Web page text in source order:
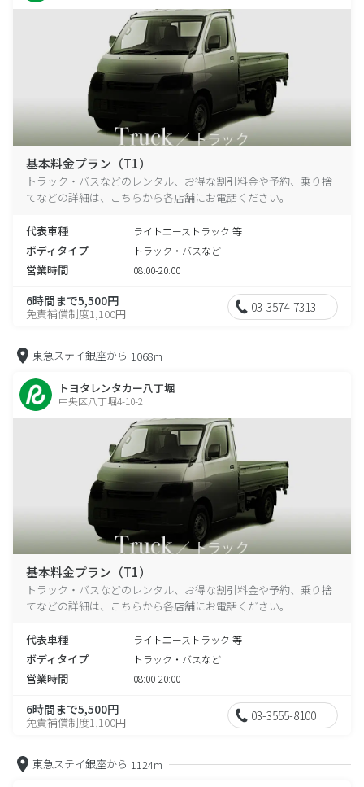
基本料金プラン（T1）
トラック・バスなどのレンタル、お得な割引料金や予約、乗り捨
てなどの詳細は、こちらから各店舗にお電話ください。
代表車種 ライトエーストラック 等
ボディタイプ トラック・バスなど
営業時間 08:00-20:00
6時間まで5,500円
免責補償制度1,100円 03-3574-7313
東急ステイ銀座から 1068m
トヨタレンタカー八丁堀
中央区八丁堀4-10-2
基本料金プラン（T1）
トラック・バスなどのレンタル、お得な割引料金や予約、乗り捨
てなどの詳細は、こちらから各店舗にお電話ください。
代表車種 ライトエーストラック 等
ボディタイプ トラック・バスなど
営業時間 08:00-20:00
6時間まで5,500円
免責補償制度1,100円 03-3555-8100
東急ステイ銀座から 1124m